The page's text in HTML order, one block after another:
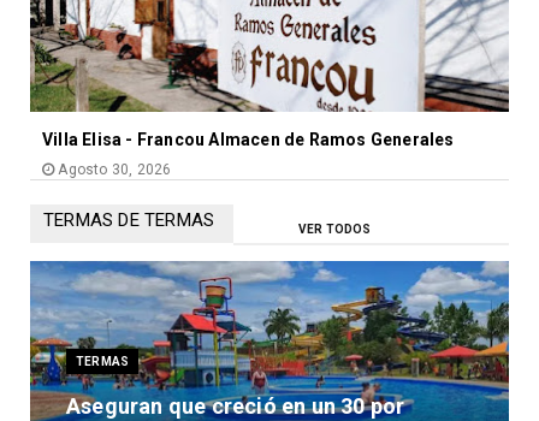
Villa Elisa - Francou Almacen de Ramos Generales
Agosto 30, 2026
TERMAS DE TERMAS VER TODOS
TERMAS
Aseguran que creció en un 30 por